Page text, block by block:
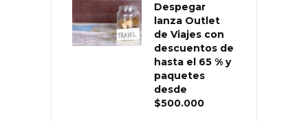
Despegar
lanza Outlet
de Viajes con
descuentos de
hasta el 65 % y
paquetes
desde
$500.000